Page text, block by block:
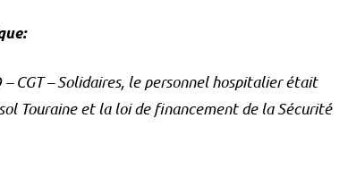
CGT – Solidaires, le personnel hospitalier était
Touraine et la loi de financement de la Sécurité